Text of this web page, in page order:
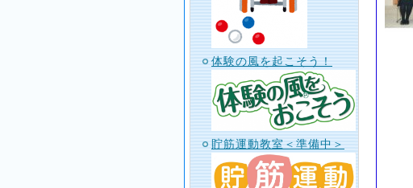
体験の風を起こそう！
貯筋運動教室＜準備中＞